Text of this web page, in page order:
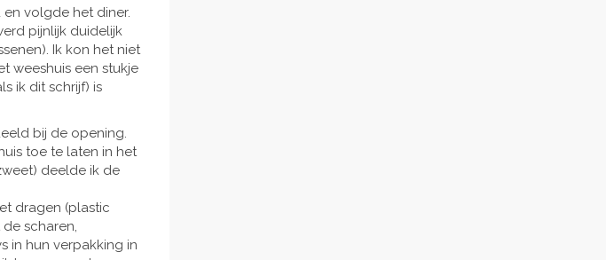
volgde het diner.
pijnlijk duidelijk
Ik kon het niet
weeshuis een stukje
ik dit schrijf) is
bij de opening.
toe te laten in het
deelde ik de
dragen (plastic
scharen,
in hun verpakking in